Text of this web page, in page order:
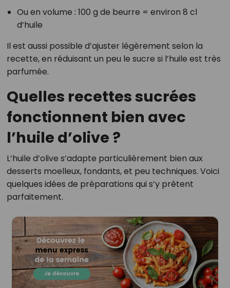
Ou en volume : 100 g de beurre = environ 8 cl
d’huile
Il est aussi possible d’ajuster légèrement selon la
recette, en réduisant un peu le sucre si l’huile est très
parfumée.
Quelles recettes sucrées
fonctionnent bien avec
l’huile d’olive ?
L’huile d’olive s’adapte particulièrement bien aux
desserts moelleux, fondants, et peu techniques. Voici
quelques idées de préparations qui s’y prêtent
parfaitement.